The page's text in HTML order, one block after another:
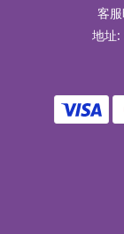
客
地址: